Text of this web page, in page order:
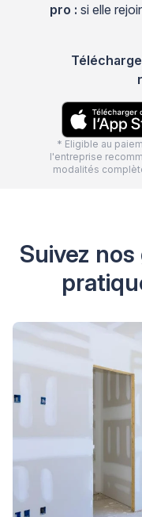
pro : si elle
* Eligible au
l'entreprise
modalités
Suivez